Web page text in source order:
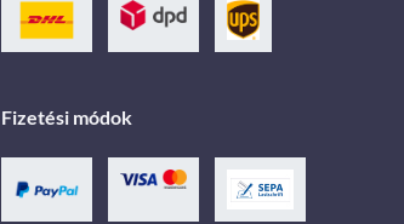
Fizetési módok